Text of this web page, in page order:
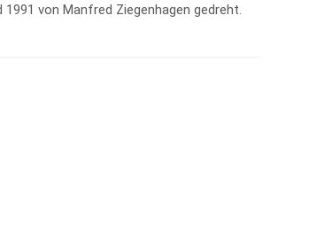
von Manfred Ziegenhagen gedreht.